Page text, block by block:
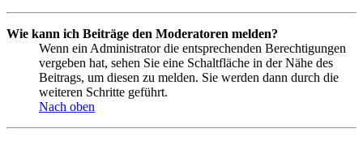
Wie kann ich Beiträge den Moderatoren melden?
Wenn ein Administrator die entsprechenden Berechtigungen
vergeben hat, sehen Sie eine Schaltfläche in der Nähe des
Beitrags, um diesen zu melden. Sie werden dann durch die
weiteren Schritte geführt.
Nach oben